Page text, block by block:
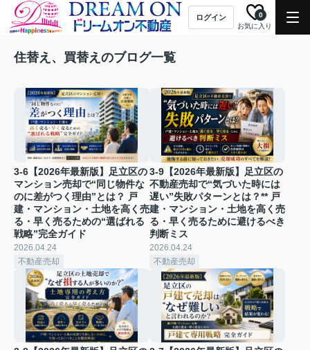
ログイン
お気に入り
0
住替え、買替えのブログ一覧
3-6【2026年最新版】足立区の
マンション売却で“同じ物件な
のに差がつく理由”とは？ 戸
建・マンション・土地を高く売
る・早く売るための“選ばれる
戦略”完全ガイド
2026.04.24
不動産売却
3-9【2026年最新版】足立区の
不動産売却で“気づいた時には
遅い”失敗パターンとは？** 戸
建・マンション・土地を高く売
る・早く売るために避けるべき
判断ミス
2026.04.24
不動産売却